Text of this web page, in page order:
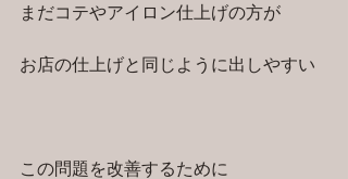
まだコテやアイロン仕上げの方が
お店の仕上げと同じように出しやすい
この問題を改善するために